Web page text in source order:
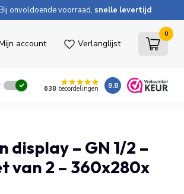
onvoldoende voorraad, snelle levertijd
account Verlanglijst
0
638 beoordelingen 9.8
display – GN 1/2 –
van 2 – 360x280x